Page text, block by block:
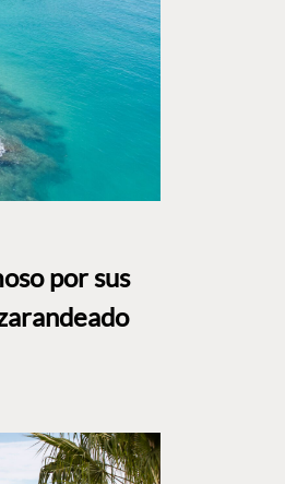
por sus